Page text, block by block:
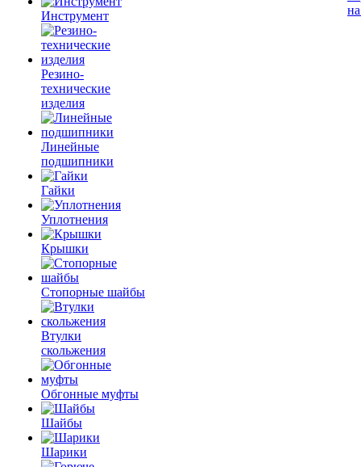
Инструмент
Резино-
технические
изделия
Линейные
подшипники
Гайки
Уплотнения
Крышки
Стопорные шайбы
Втулки
скольжения
Обгонные муфты
Шайбы
Шарики